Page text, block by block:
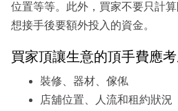
位置等等。此外，買家不要只計
想接手後要額外投入的資金。
買家頂讓生意的頂手費應考
裝修、器材、傢俬
店舖位置、人流和租約狀況